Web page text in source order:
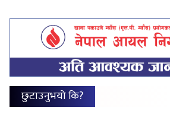
छुटाउनुभयो कि?